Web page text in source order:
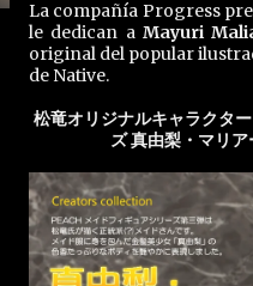
La compañía Progress
le dedican a Mayuri
original del popular
de Native.
松竜オリジナルキャラクタ
ズ 真由梨・マリ